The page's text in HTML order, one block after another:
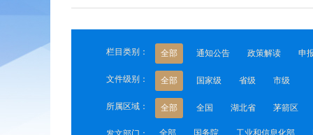
栏目类别： 全部 通知公告 政策解读 申
文件级别： 全部 国家级 省级 市级
所属区域： 全部 全国 湖北省 茅箭区
全部 国务院 工业和信息化部